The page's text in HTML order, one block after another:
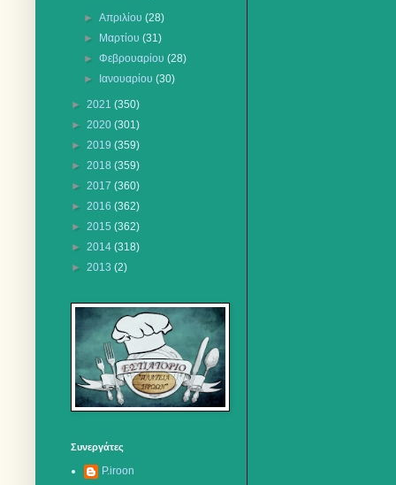
►Απριλίου(28)
►
Μαρτίου(31)
►Φεβρουαρίου(28)
►
Ιανουαρίου(30)
► 2021 (350)
► 2020 (301)
► 2019 (359)
► 2018 (359)
► 2017 (360)
► 2016 (362)
► 2015 (362)
► 2014 (318)
► 2013 (2)
Συνεργάτες
P.iroon